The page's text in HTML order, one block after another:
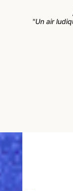
"Un air